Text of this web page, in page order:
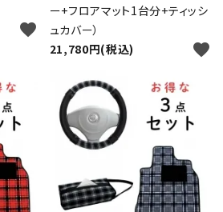
favorite
ー+フロアマット1台分+ティッシ
ュカバー）
21,780円(税込)
favorite